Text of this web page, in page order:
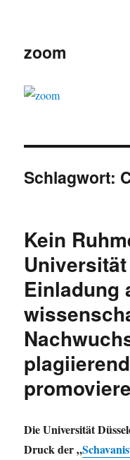
zoom
Schlagwort:
Kein
Einladung
Die Universität
Druck der „